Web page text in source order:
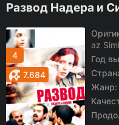
Развод Надера и
4
7.684
az
Год
Жанр: